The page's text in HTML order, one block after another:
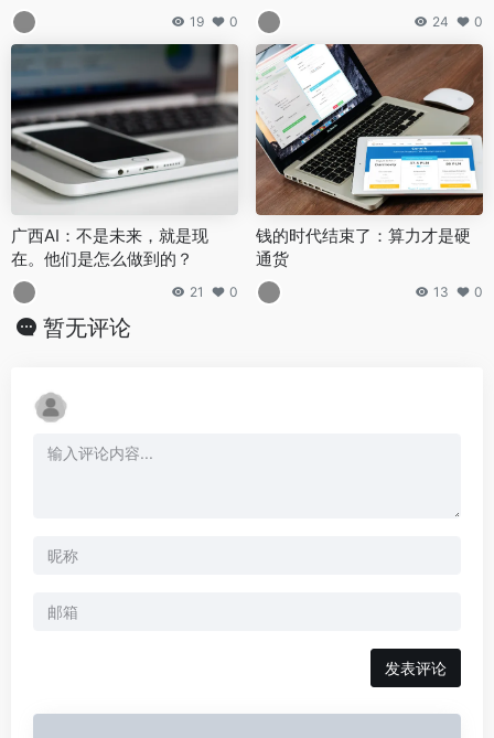
“真的强”
19 0
工具
24 0
广西AI：不是未来，就是现
在。他们是怎么做到的？
21 0
钱的时代结束了：算力才是硬
通货
13 0
暂无评论
发表评论